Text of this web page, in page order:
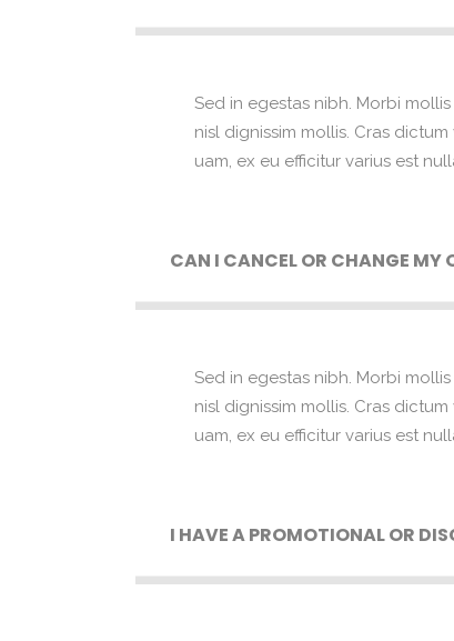
Sed in egestas nibh. Morbi
nisl dignissim mollis. Cras
uam, ex eu efficitur varius est
CAN I CANCEL OR CHANGE MY
Sed in egestas nibh. Morbi
nisl dignissim mollis. Cras
uam, ex eu efficitur varius est
I HAVE A PROMOTIONAL OR